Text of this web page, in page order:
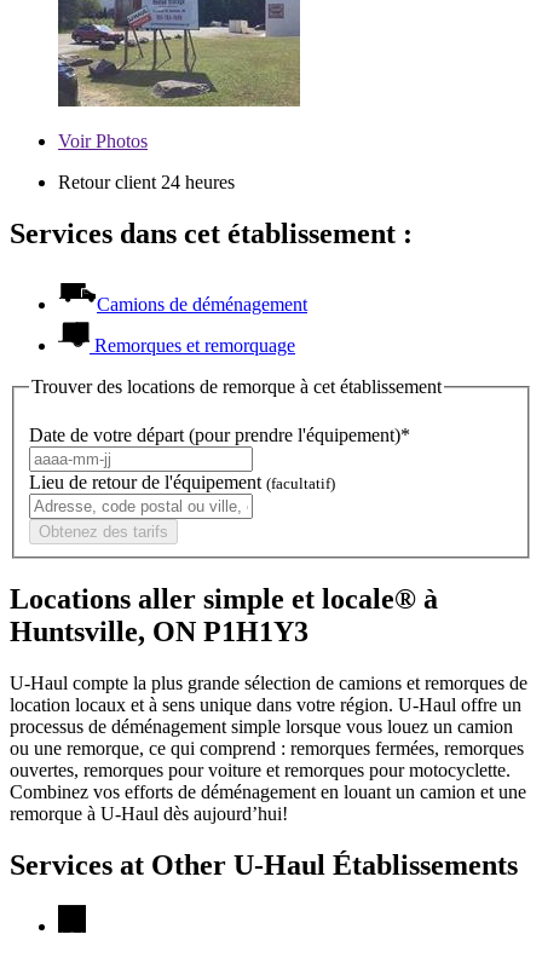
VoirPhotos
Retour client 24 heures
Services dans cet établissement :
Camions de déménagement
Remorques et remorquage
Trouver des locations de remorque à cet établissement
Date de votre départ (pour prendre l'équipement)*
Lieu de retour de l'équipement (facultatif)
Obtenez des tarifs
Locations aller simple et locale® à
Huntsville, ON P1H1Y3
U-Haul compte la plus grande sélection de camions et remorques de
location locaux et à sens unique dans votre région. U-Haul offre un
processus de déménagement simple lorsque vous louez un camion
ou une remorque, ce qui comprend : remorques fermées, remorques
ouvertes, remorques pour voiture et remorques pour motocyclette.
Combinez vos efforts de déménagement en louant un camion et une
remorque à U-Haul dès aujourd’hui!
Services at Other U-Haul Établissements